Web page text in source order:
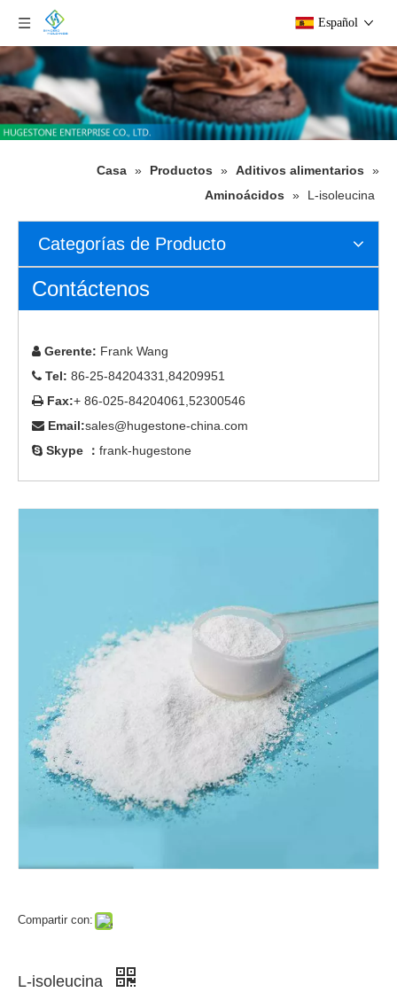
Español
Casa » Productos » Aditivos alimentarios
»
Aminoácidos
» L-isoleucina
Categorías de Producto
Contáctenos
 Gerente: Frank Wang
 Tel: 86-25-84204331,84209951
 Fax:+ 86-025-84204061,52300546
 Email:sales@hugestone-china.com
 Skype ： frank-hugestone
Compartir con:
L-isoleucina